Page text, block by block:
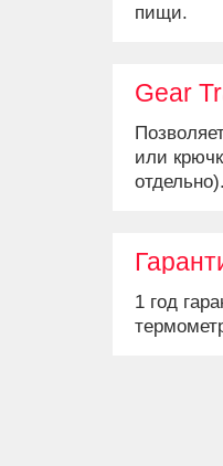
пищи.
Gear
или
1 год